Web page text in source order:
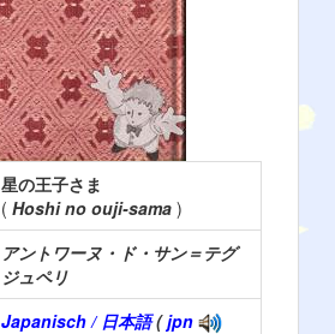
星の王子さま
( Hoshi no ouji-sama )
アントワーヌ・ド・サン＝テグ
ジュペリ
Japanisch / 日本語(jpn